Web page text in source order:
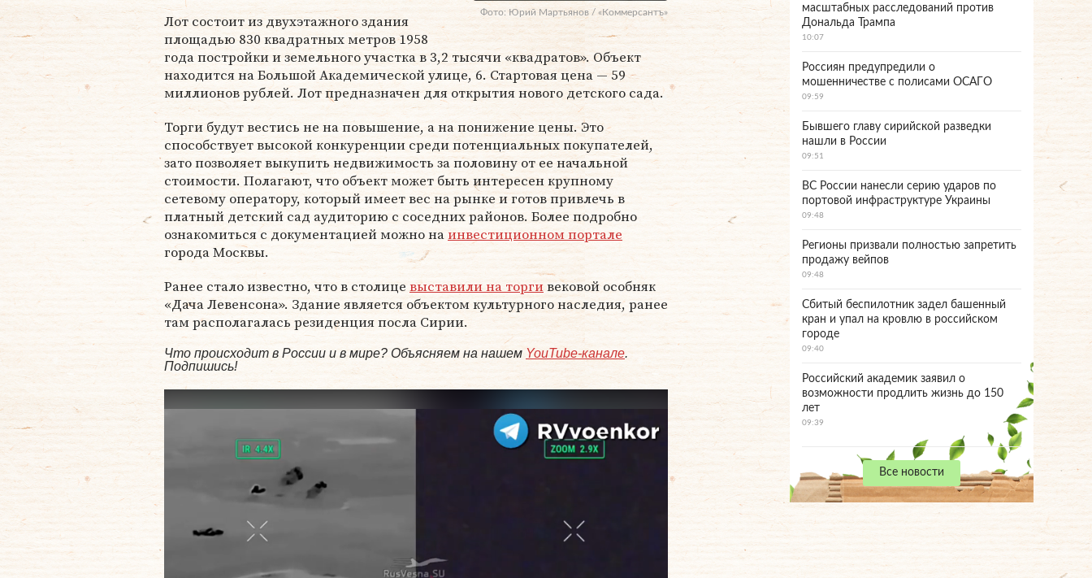
Фото: Юрий Мартьянов / «Коммерсантъ»
Лот состоит из двухэтажного здания
площадью 830 квадратных метров 1958
года постройки и земельного участка в 3,2 тысячи «квадратов». Объект
находится на Большой Академической улице, 6. Стартовая цена — 59
миллионов рублей. Лот предназначен для открытия нового детского сада.
Торги будут вестись не на повышение, а на понижение цены. Это
способствует высокой конкуренции среди потенциальных покупателей,
зато позволяет выкупить недвижимость за половину от ее начальной
стоимости. Полагают, что объект может быть интересен крупному
сетевому оператору, который имеет вес на рынке и готов привлечь в
платный детский сад аудиторию с соседних районов. Более подробно
ознакомиться с документацией можно наинвестиционном портале
города Москвы.
Ранее стало известно, что в столице выставили на торгивековой особняк
«Дача Левенсона». Здание является объектом культурного наследия, ранее
там располагалась резиденция посла Сирии.
Что происходит в России и в мире? Объясняем на нашем YouTube-канале.
Подпишись!
масштабных расследований против
Дональда Трампа
10:07
Россиян предупредили о
мошенничестве с полисами ОСАГО
09:59
Бывшего главу сирийской разведки
нашли в России
09:51
ВС России нанесли серию ударов по
портовой инфраструктуре Украины
09:48
Регионы призвали полностью запретить
продажу вейпов
09:48
Сбитый беспилотник задел башенный
кран и упал на кровлю в российском
городе
09:40
Российский академик заявил о
возможности продлить жизнь до 150
лет
09:39
Все новости